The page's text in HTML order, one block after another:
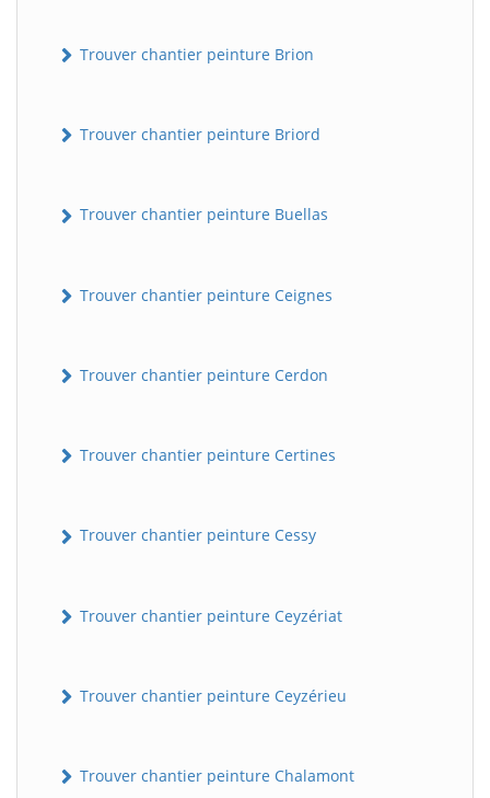
Trouver chantier peinture Brion
Trouver chantier peinture Briord
Trouver chantier peinture Buellas
Trouver chantier peinture Ceignes
Trouver chantier peinture Cerdon
Trouver chantier peinture Certines
Trouver chantier peinture Cessy
Trouver chantier peinture Ceyzériat
Trouver chantier peinture Ceyzérieu
Trouver chantier peinture Chalamont